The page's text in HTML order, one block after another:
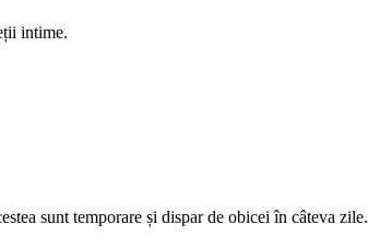
intime.
sunt temporare și dispar de obicei în câteva zile.